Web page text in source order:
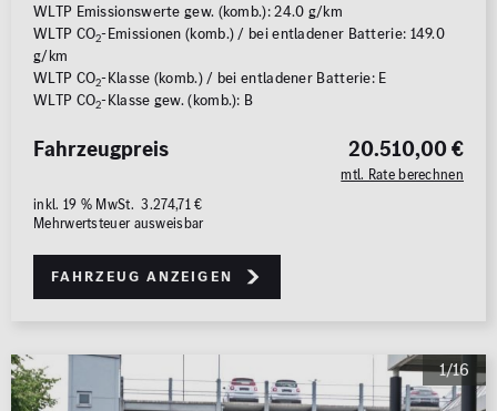
WLTP Emissionswerte gew. (komb.): 24.0 g/km
WLTP CO2-Emissionen (komb.) / bei entladener Batterie: 149.0
g/km
WLTP CO2-Klasse (komb.) / bei entladener Batterie: E
WLTP CO2-Klasse gew. (komb.): B
20.510,00 €
mtl. Rate berechnen
Fahrzeugpreis
inkl. 19 % MwSt. 3.274,71 €
Mehrwertsteuer ausweisbar
Fahrzeug anzeigen
1/16